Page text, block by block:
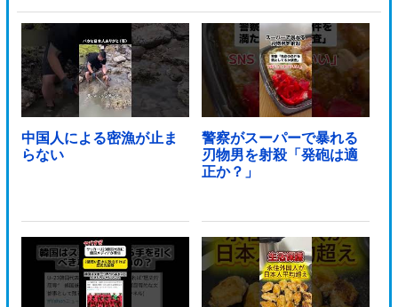
中国人による密漁が止ま
らない
警察がスーパーで暴れる
刃物男を射殺「発砲は適
正か？」